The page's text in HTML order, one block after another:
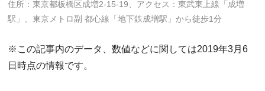
住所：東京都板橋区成増2-15-19、アクセス：東武東上線「成増
駅」、東京メトロ副 都心線「地下鉄成増駅」から徒歩1分
※この記事内のデータ、数値などに関しては2019年3月6
日時点の情報です。